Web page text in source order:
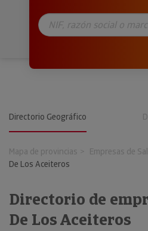
Directorio Geográfico
Mapa de provincias Empresas de
De Los Aceiteros
Directorio de
De Los Aceiteros